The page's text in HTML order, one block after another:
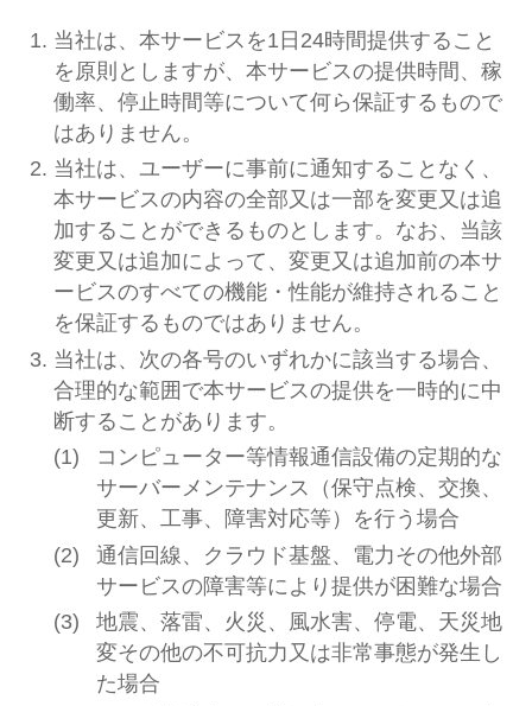
当社は、本サービスを1日24時間提供すること
を原則としますが、本サービスの提供時間、稼
働率、停止時間等について何ら保証するもので
はありません。
当社は、ユーザーに事前に通知することなく、
本サービスの内容の全部又は一部を変更又は追
加することができるものとします。なお、当該
変更又は追加によって、変更又は追加前の本サ
ービスのすべての機能・性能が維持されること
を保証するものではありません。
当社は、次の各号のいずれかに該当する場合、
合理的な範囲で本サービスの提供を一時的に中
断することがあります。
コンピューター等情報通信設備の定期的な
サーバーメンテナンス（保守点検、交換、
更新、工事、障害対応等）を行う場合
通信回線、クラウド基盤、電力その他外部
サービスの障害等により提供が困難な場合
地震、落雷、火災、風水害、停電、天災地
変その他の不可抗力又は非常事態が発生し
た場合